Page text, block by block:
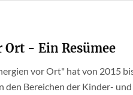
Ort - Ein Resümee
vor Ort" hat von 2015
den Bereichen der Kinder-